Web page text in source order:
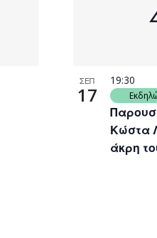
ΣΕΠ
17
Κώστα
άκρη
19:30